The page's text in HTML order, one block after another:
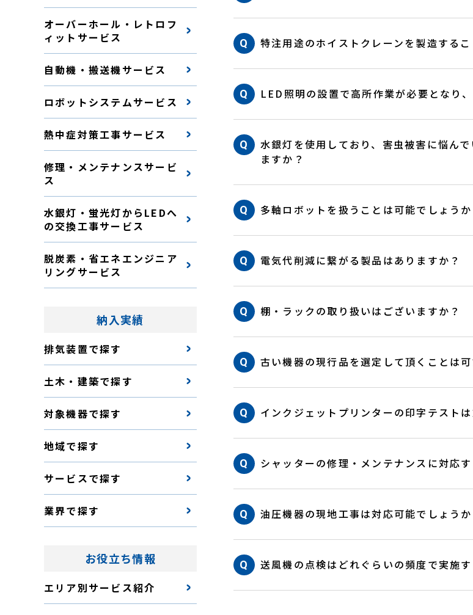
特注用途のホイストクレーンを製造する
LED照明の設置で高所作業が必要となり
水銀灯を使用しており、害虫被害に悩ん
ますか？
多軸ロボットを扱うことは可能でしょうか
電気代削減に繋がる製品はありますか？
棚・ラックの取り扱いはございますか？
古い機器の現行品を選定して頂くことは
インクジェットプリンターの印字テスト
シャッターの修理・メンテナンスに対応
油圧機器の現地工事は対応可能でしょうか
送風機の点検はどれぐらいの頻度で実施
オーバーホール・レトロフ
ィットサービス
自動機・搬送機サービス
ロボットシステムサービス
熱中症対策工事サービス
修理・メンテナンスサービ
ス
水銀灯・蛍光灯からLEDへ
の交換工事サービス
脱炭素・省エネエンジニア
リングサービス
納入実績
排気装置で探す
土木・建築で探す
対象機器で探す
地域で探す
サービスで探す
業界で探す
お役立ち情報
エリア別サービス紹介